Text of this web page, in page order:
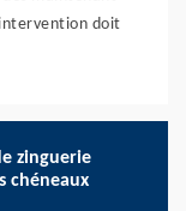
doit
zinguerie
chéneaux